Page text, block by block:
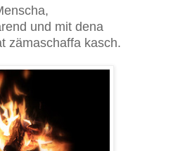
und mit dena
zämaschaffa kasch.